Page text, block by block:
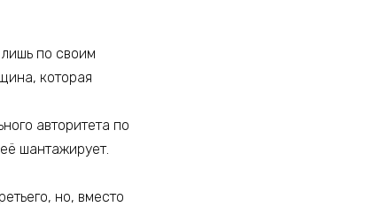
по своим
которая
авторитета по
шантажирует.
но, вместо